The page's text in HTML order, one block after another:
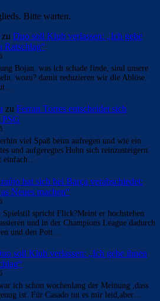
Bitte warten.
zu Duo soll Klub verlassen: „Ich gebe
Ratschlag“
Bojan. was ich schade finde, sind unsere
wozu? damit reduzieren wir die Ablöse.
zu Ferran Torres entscheidet sich
viel Spaß beim aufregen und wie ein
und aufgeregtes Huhn sich reinzusteigern.
einfach…
hat sich bei Barça verabschiedet:
Neues machen“
Spielstil spricht Flick?Meint er hochstehen
und in der Champions League dadurch
und den Pott…
soll Klub verlassen: „Ich gebe ihnen
ich schon wochenlang der Meinung ,dass
ist. Für Casado tut es mir leid,aber…